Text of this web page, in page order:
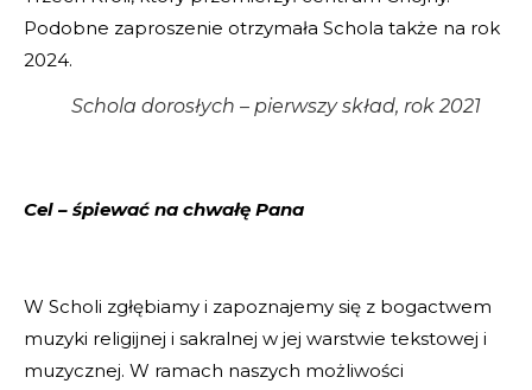
Podobne zaproszenie otrzymała Schola także na rok
2024.
Schola dorosłych – pierwszy skład, rok 2021
Cel – śpiewać na chwałę Pana
W Scholi zgłębiamy i zapoznajemy się z bogactwem
muzyki religijnej i sakralnej w jej warstwie tekstowej i
muzycznej. W ramach naszych możliwości